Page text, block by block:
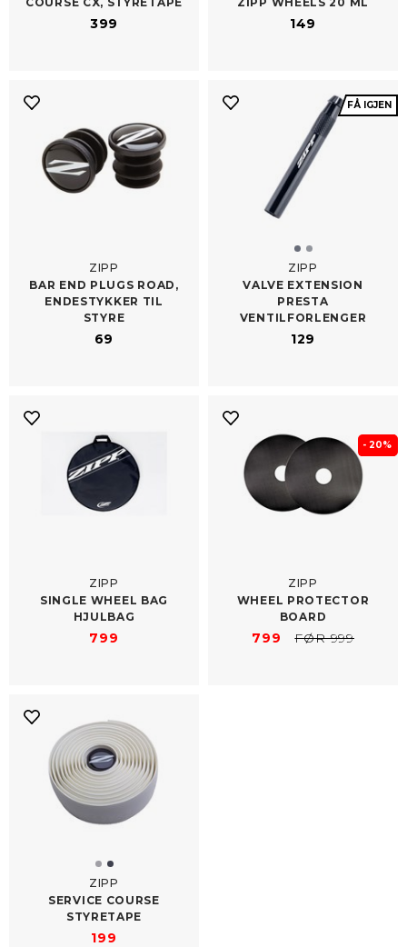
399 149
ZIPP
BAR END PLUGS ROAD,
ENDESTYKKER TIL
STYRE
69
FÅ IGJEN
ZIPP
VALVE EXTENSION
PRESTA
VENTILFORLENGER
129
ZIPP
SINGLE WHEEL BAG
HJULBAG
799
- 20%
ZIPP
WHEEL PROTECTOR
BOARD
799 FØR 999
ZIPP
SERVICE COURSE
STYRETAPE
199